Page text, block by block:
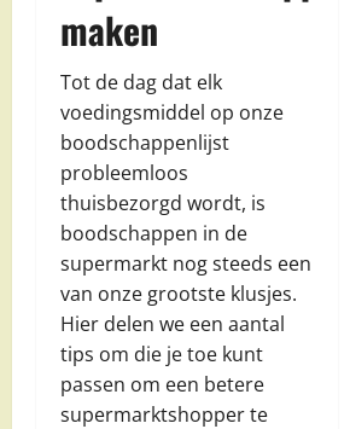
maken
Tot de dag dat elk
voedingsmiddel op onze
boodschappenlijst
probleemloos
thuisbezorgd wordt, is
boodschappen in de
supermarkt nog steeds een
van onze grootste klusjes.
Hier delen we een aantal
tips om die je toe kunt
passen om een betere
supermarktshopper te